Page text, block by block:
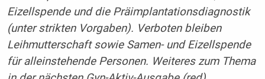
Eizellspende und die Präimplantationsdiagnostik
(unter strikten Vorgaben). Verboten bleiben
Leihmutterschaft sowie Samen- und Eizellspende
für alleinstehende Personen. Weiteres zum Thema